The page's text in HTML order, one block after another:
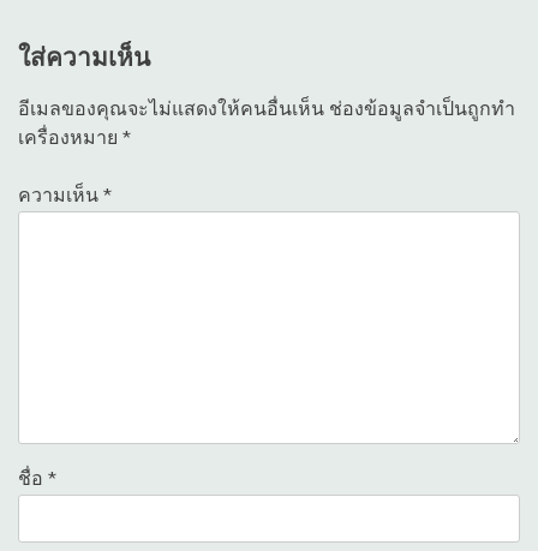
ใส่ความเห็น
อีเมลของคุณจะไม่แสดงให้คนอื่นเห็น ช่องข้อมูลจำเป็นถูกทำ
เครื่องหมาย *
ความเห็น *
ชื่อ *